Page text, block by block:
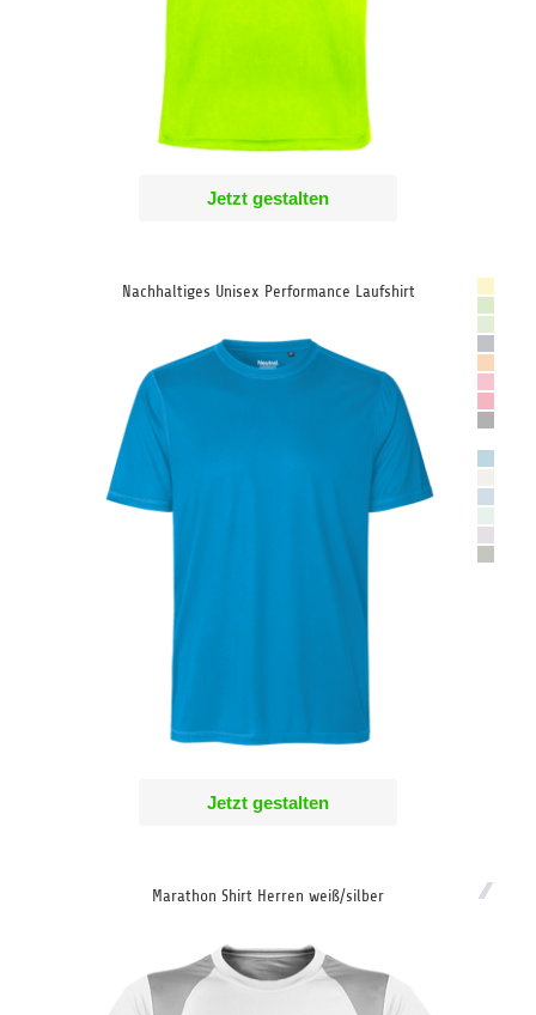
Jetzt gestalten
Nachhaltiges Unisex Performance Laufshirt
Jetzt gestalten
Marathon Shirt Herren weiß/silber